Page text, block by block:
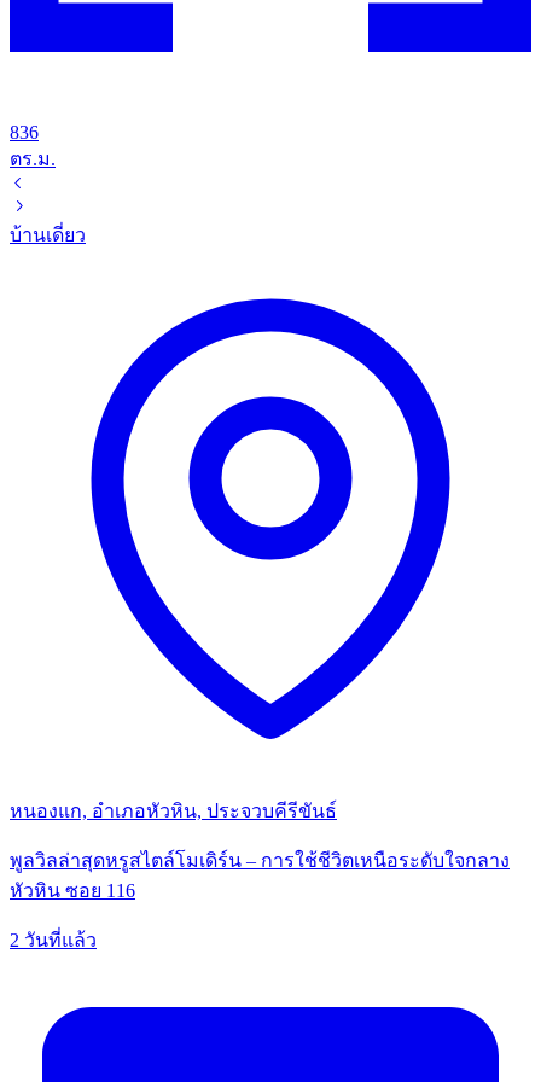
836
ตร.ม.
บ้านเดี่ยว
หนองแก, อำเภอหัวหิน, ประจวบคีรีขันธ์
พูลวิลล่าสุดหรูสไตล์โมเดิร์น – การใช้ชีวิตเหนือระดับใจกลาง
หัวหิน ซอย 116
2 วันที่แล้ว